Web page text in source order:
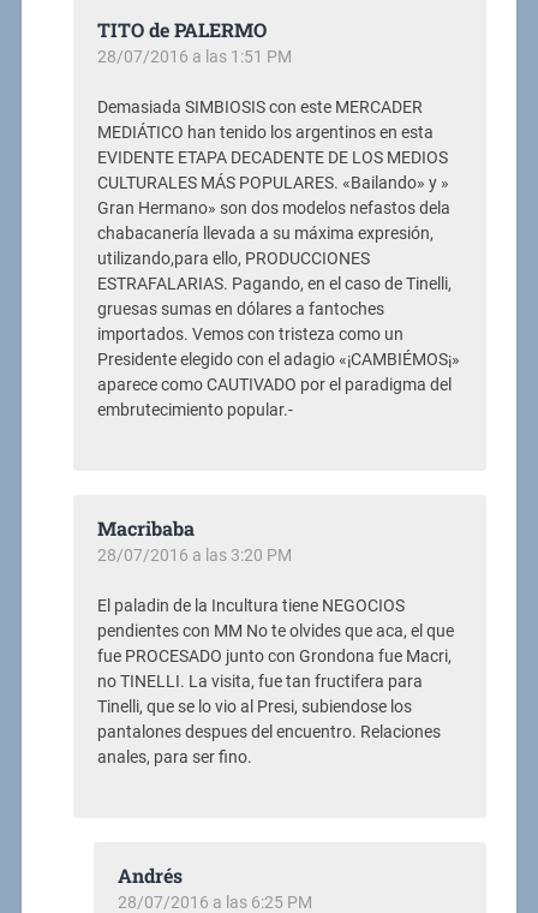
TITO de PALERMO
28/07/2016 a las 1:51 PM
Demasiada SIMBIOSIS con este MERCADER
MEDIÁTICO han tenido los argentinos en esta
EVIDENTE ETAPA DECADENTE DE LOS MEDIOS
CULTURALES MÁS POPULARES. «Bailando» y »
Gran Hermano» son dos modelos nefastos dela
chabacanería llevada a su máxima expresión,
utilizando,para ello, PRODUCCIONES
ESTRAFALARIAS. Pagando, en el caso de Tinelli,
gruesas sumas en dólares a fantoches
importados. Vemos con tristeza como un
Presidente elegido con el adagio «¡CAMBIÉMOS¡»
aparece como CAUTIVADO por el paradigma del
embrutecimiento popular.-
Macribaba
28/07/2016 a las 3:20 PM
El paladin de la Incultura tiene NEGOCIOS
pendientes con MM No te olvides que aca, el que
fue PROCESADO junto con Grondona fue Macri,
no TINELLI. La visita, fue tan fructifera para
Tinelli, que se lo vio al Presi, subiendose los
pantalones despues del encuentro. Relaciones
anales, para ser fino.
Andrés
28/07/2016 a las 6:25 PM